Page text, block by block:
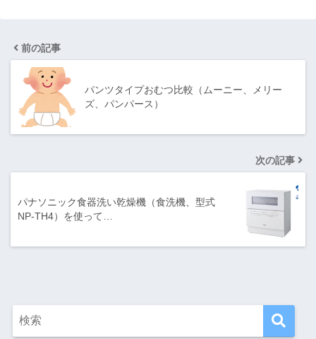
前の記事
パンツタイプおむつ比較（ムーニー、メリー
ズ、パンパース）
次の記事
パナソニック食器洗い乾燥機（食洗機、型式
NP-TH4）を使って…